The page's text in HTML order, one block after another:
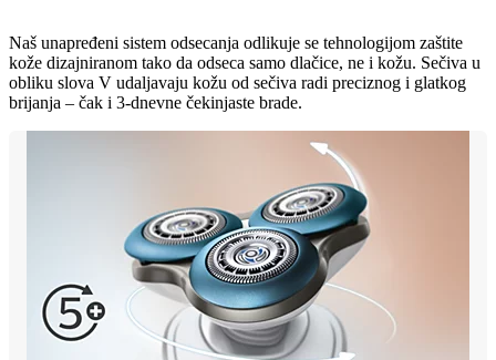
Naš unapređeni sistem odsecanja odlikuje se tehnologijom zaštite
kože dizajniranom tako da odseca samo dlačice, ne i kožu. Sečiva u
obliku slova V udaljavaju kožu od sečiva radi preciznog i glatkog
brijanja – čak i 3-dnevne čekinjaste brade.